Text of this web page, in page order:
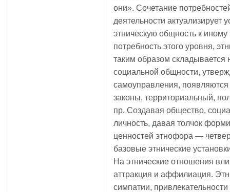
они». Сочетание
деятельности актуализирует
этническую общность к
потребность этого уровня,
таким образом складывается
социальной общности,
самоуправления, появляются
законы, территориальный,
пр. Создавая общество,
личность, давая толчок
ценностей этнофора —
базовые этнические
На этнические отношения
аттракция и аффилиация.
симпатии,